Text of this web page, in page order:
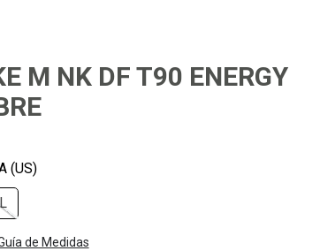
M NK DF T90 ENERGY
de Medidas